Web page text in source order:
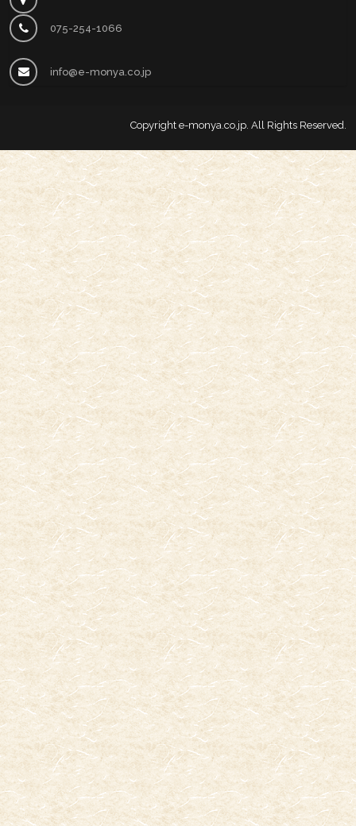
075-254-1066
info@e-monya.co.jp
Copyright e-monya.co.jp. All Rights Reserved.